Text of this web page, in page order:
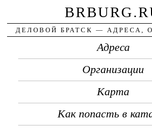
ДЕЛОВОЙ БРАТСК — АДРЕСА,
Адреса
Организации
Карта
Как попасть в